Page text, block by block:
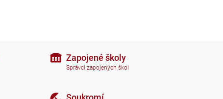
Zapojené školy
Správci zapojených škol